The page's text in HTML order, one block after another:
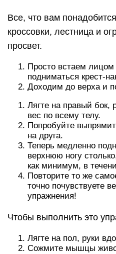
Все, что вам
кроссовки, лестница и
просвет.
Просто встаем
подниматься крест-
Доходим до верха и
Лягте на правый бок,
вес по всему телу.
Попробуйте
на друга.
Теперь медленно
верхнюю ногу
как минимум, в
Повторите то же
точно почувствуете
упражнения!
Чтобы выполнить это
Лягте на пол, руки
Сожмите мышцы